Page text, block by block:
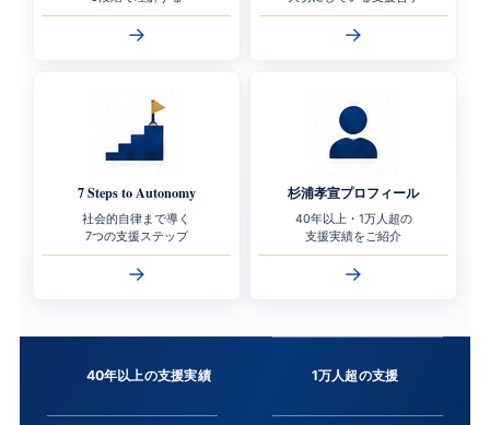
→ →
7 Steps to Autonomy
社会的自律まで導く
7つの支援ステップ
→
杉浦孝宣プロフィール
40年以上・1万人超の
支援実績をご紹介
→
40年以上の支援実績 1万人超の支援